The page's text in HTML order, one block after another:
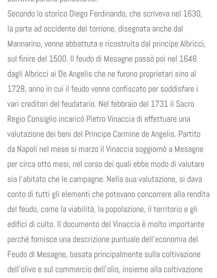
Secondo lo storico Diego Ferdinando, che scriveva nel 1630,
la parte ad occidente del torrione, disegnata anche dal
Mannarino, venne abbattuta e ricostruita dal principe Albricci,
sul finire del 1500. Il feudo di Mesagne passò poi nel 1646
dagli Albricci ai De Angelis che ne furono proprietari sino al
1728, anno in cui il feudo venne confiscato per soddisfare i
vari creditori del feudatario. Nel febbraio del 1731 il Sacro
Regio Consiglio incaricò Pietro Vinaccia di effettuare una
valutazione dei beni del Principe Carmine de Angelis. Partito
da Napoli nel mese si marzo il Vinaccia soggiornò a Mesagne
per circa otto mesi, nel corso dei quali ebbe modo di valutare
sia l’abitato che le campagne. Nella sua valutazione, si dava
conto di tutti gli elementi che potevano concorrere alla rendita
del feudo, come la viabilità, la popolazione, il territorio e gli
edifici di culto. Il documento del Vinaccia è molto importante
perchè fornisce una descrizione puntuale dell’economia del
Feudo di Mesagne, basata principalmente sulla coltivazione
dell’olivo e sul commercio dell’olio, insieme alla coltivazione